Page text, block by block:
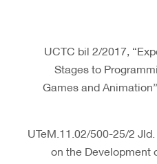
UCTC bil 2/2017,
Stages to
Games and
UTeM.11.02/500-25/2
on the Development